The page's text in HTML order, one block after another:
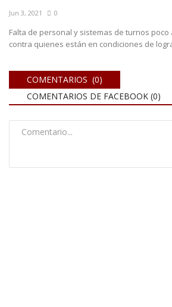
Jun 3, 2021 0
Falta de personal y sistemas de turnos
contra quienes están en condiciones de
COMENTARIOS (0)
COMENTARIOS DE FACEBOOK (0)